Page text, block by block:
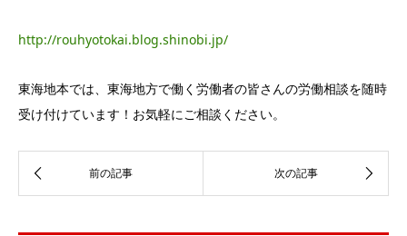
http://rouhyotokai.blog.shinobi.jp/
東海地本では、東海地方で働く労働者の皆さんの労働相談を随時
受け付けています！お気軽にご相談ください。